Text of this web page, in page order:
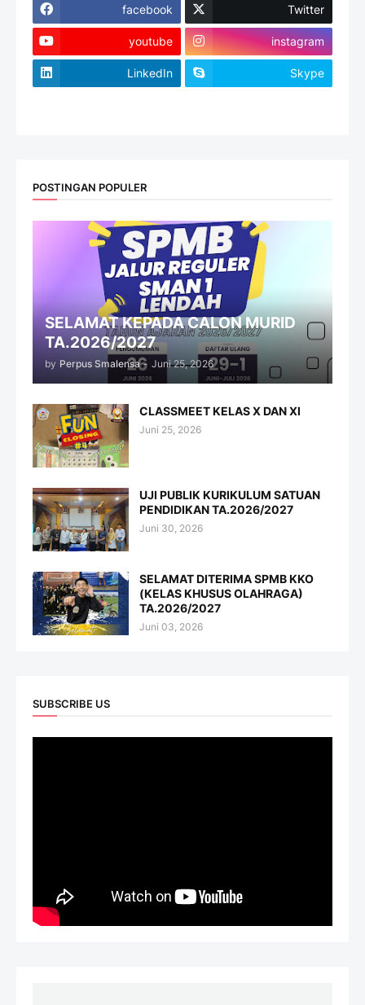
facebook Twitter
youtube instagram
LinkedIn Skype
POSTINGAN POPULER
SELAMAT KEPADA CALON MURID
TA.2026/2027
by Perpus Smalensa - Juni 25, 2026
CLASSMEET KELAS X DAN XI
Juni 25, 2026
UJI PUBLIK KURIKULUM SATUAN
PENDIDIKAN TA.2026/2027
Juni 30, 2026
SELAMAT DITERIMA SPMB KKO
(KELAS KHUSUS OLAHRAGA)
TA.2026/2027
Juni 03, 2026
SUBSCRIBE US